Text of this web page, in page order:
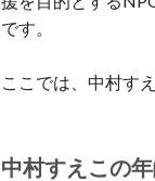
です。
ここでは、中村す
中村すえこの